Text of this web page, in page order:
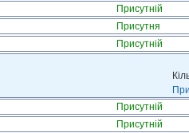
Присутній
Присутня
Присутній
Присутній
Присутній